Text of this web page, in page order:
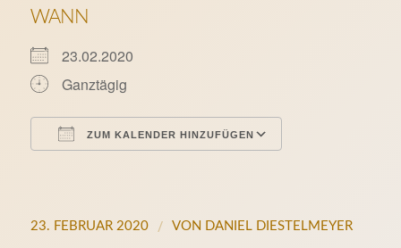
WANN
23.02.2020
Ganztägig
ZUM KALENDER HINZUFÜGEN
23. FEBRUAR 2020 / VON DANIEL DIESTELMEYER